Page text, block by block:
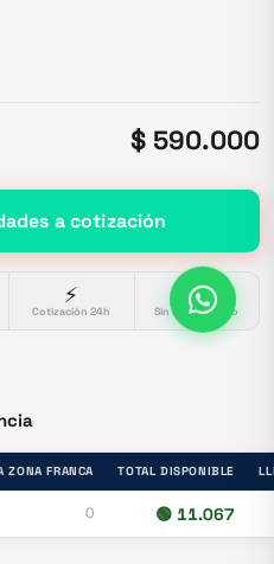
$ 590.000
a cotización
⚡
Cotización 24h
🔒
Sin compromiso
ZONA FRANCA TOTAL DISPONIBLE
0 🟢 11.067